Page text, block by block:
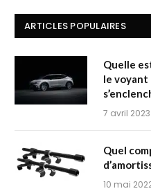
ARTICLES POPULAIRES
Quelle
le voyant
7 avril 2023
Quel
10 mai